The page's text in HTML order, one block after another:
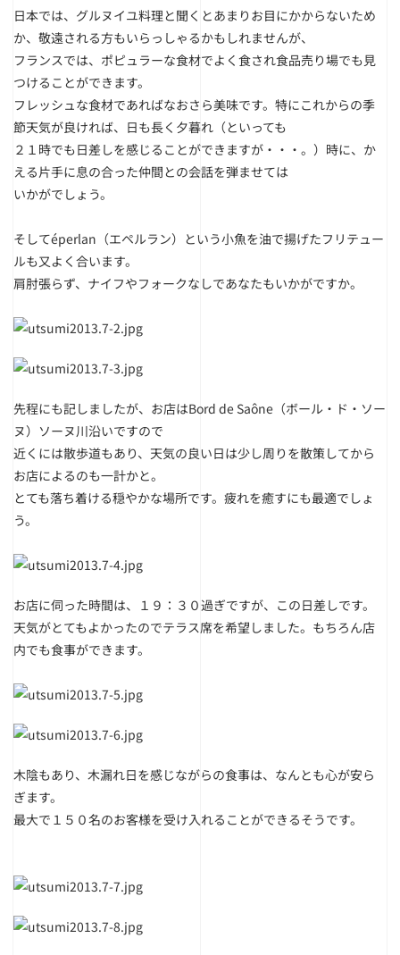
日本では、グルヌイユ料理と聞くとあまりお目にかからないため
か、敬遠される方もいらっしゃるかもしれませんが、
フランスでは、ポピュラーな食材でよく食され食品売り場でも見
つけることができます。
フレッシュな食材であればなおさら美味です。特にこれからの季
節天気が良ければ、日も長く夕暮れ（といっても
２１時でも日差しを感じることができますが・・・。）時に、か
える片手に息の合った仲間との会話を弾ませては
いかがでしょう。
そしてéperlan（エペルラン）という小魚を油で揚げたフリテュー
ルも又よく合います。
肩肘張らず、ナイフやフォークなしであなたもいかがですか。
先程にも記しましたが、お店はBord de Saône（ボール・ド・ソー
ヌ）ソーヌ川沿いですので
近くには散歩道もあり、天気の良い日は少し周りを散策してから
お店によるのも一計かと。
とても落ち着ける穏やかな場所です。疲れを癒すにも最適でしょ
う。
お店に伺った時間は、１９：３０過ぎですが、この日差しです。
天気がとてもよかったのでテラス席を希望しました。もちろん店
内でも食事ができます。
木陰もあり、木漏れ日を感じながらの食事は、なんとも心が安ら
ぎます。
最大で１５０名のお客様を受け入れることができるそうです。